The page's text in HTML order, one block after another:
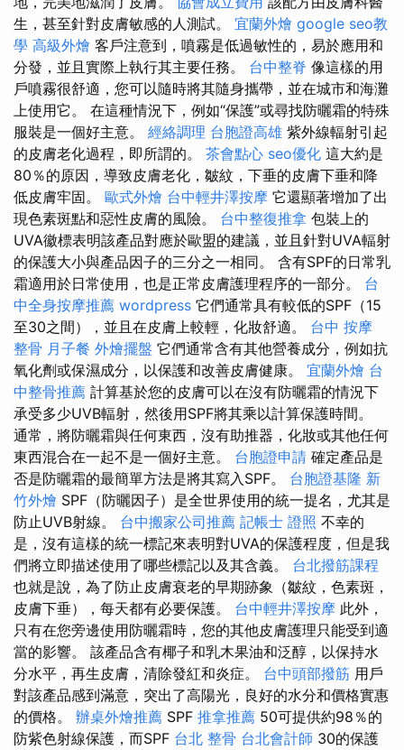
生，甚至針對皮膚敏感的人測試。 宜蘭外燴 google seo教
學 高級外燴 客戶注意到，噴霧是低過敏性的，易於應用和
分發，並且實際上執行其主要任務。 台中整脊 像這樣的用
戶噴霧很舒適，您可以隨時將其隨身攜帶，並在城市和海灘
上使用它。 在這種情況下，例如“保護”或尋找防曬霜的特殊
服裝是一個好主意。 經絡調理 台胞證高雄 紫外線輻射引起
的皮膚老化過程，即所謂的。 茶會點心 seo優化 這大約是
80％的原因，導致皮膚老化，皺紋，下垂的皮膚下垂和降
低皮膚牢固。 歐式外燴 台中輕井澤按摩 它還顯著增加了出
現色素斑點和惡性皮膚的風險。 台中整復推拿 包裝上的
UVA徽標表明該產品對應於歐盟的建議，並且針對UVA輻射
的保護大小與產品因子的三分之一相同。 含有SPF的日常乳
霜適用於日常使用，也是正常皮膚護理程序的一部分。 台
中全身按摩推薦 wordpress 它們通常具有較低的SPF（15
至30之間），並且在皮膚上較輕，化妝舒適。 台中 按摩
整骨 月子餐 外燴擺盤 它們通常含有其他營養成分，例如抗
氧化劑或保濕成分，以保護和改善皮膚健康。 宜蘭外燴 台
中整骨推薦 計算基於您的皮膚可以在沒有防曬霜的情況下
承受多少UVB輻射，然後用SPF將其乘以計算保護時間。
通常，將防曬霜與任何東西，沒有助推器，化妝或其他任何
東西混合在一起不是一個好主意。 台胞證申請 確定產品是
否是防曬霜的最簡單方法是將其寫入SPF。 台胞證基隆 新
竹外燴 SPF（防曬因子）是全世界使用的統一提名，尤其是
防止UVB射線。 台中搬家公司推薦 記帳士 證照 不幸的
是，沒有這樣的統一標記來表明對UVA的保護程度，但是我
們將立即描述使用了哪些標記以及其含義。 台北撥筋課程
也就是說，為了防止皮膚衰老的早期跡象（皺紋，色素斑，
皮膚下垂），每天都有必要保護。 台中輕井澤按摩 此外，
只有在您旁邊使用防曬霜時，您的其他皮膚護理只能受到適
當的影響。 該產品含有椰子和乳木果油和泛醇，以保持水
分水平，再生皮膚，清除發紅和炎症。 台中頭部撥筋 用戶
對該產品感到滿意，突出了高陽光，良好的水分和價格實惠
的價格。 辦桌外燴推薦 SPF 推拿推薦 50可提供約98％的
防紫色射線保護，而SPF 台北 整骨 台北會計師 30的保護